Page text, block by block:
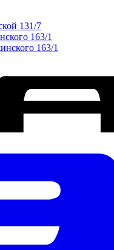
131/7
163/1
163/1